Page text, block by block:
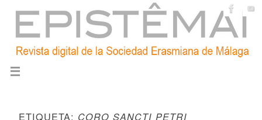
ETIQUETA: CORO SANCTI PETRI